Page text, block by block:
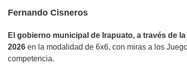
Fernando Cisneros
El gobierno municipal de Irapuato, a través de
2026 en la modalidad de 6x6, con miras a los
competencia.